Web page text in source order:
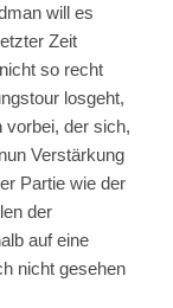
will es
Zeit
so recht
losgeht,
vorbei, der sich,
Verstärkung
Partie wie der
der
auf eine
nicht gesehen